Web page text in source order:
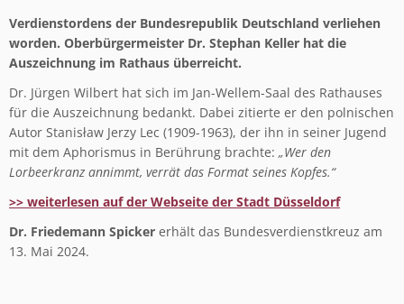
Verdienstordens der Bundesrepublik Deutschland verliehen
worden. Oberbürgermeister Dr. Stephan Keller hat die
Auszeichnung im Rathaus überreicht.
Dr. Jürgen Wilbert hat sich im Jan-Wellem-Saal des Rathauses
für die Auszeichnung bedankt. Dabei zitierte er den polnischen
Autor Stanisław Jerzy Lec (1909-1963), der ihn in seiner Jugend
mit dem Aphorismus in Berührung brachte: „Wer den
Lorbeerkranz annimmt, verrät das Format seines Kopfes.“
>> weiterlesen auf der Webseite der Stadt Düsseldorf
Dr. Friedemann Spicker erhält das Bundesverdienstkreuz am
13. Mai 2024.